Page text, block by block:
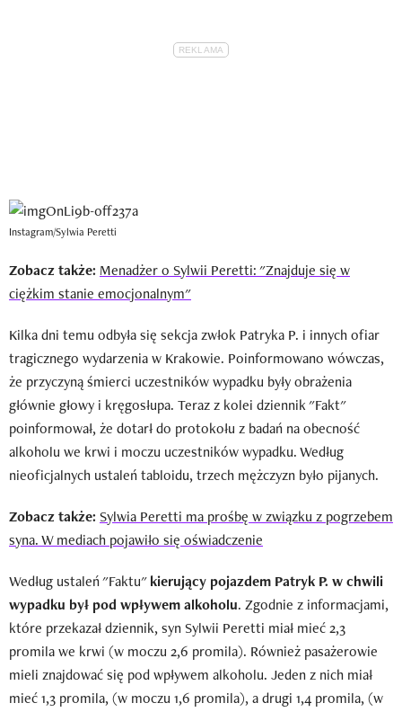
Instagram/Sylwia Peretti
Zobacz także: Menadżer o Sylwii Peretti: "Znajduje się w
ciężkim stanie emocjonalnym"
Kilka dni temu odbyła się sekcja zwłok Patryka P. i innych ofiar
tragicznego wydarzenia w Krakowie. Poinformowano wówczas,
że przyczyną śmierci uczestników wypadku były obrażenia
głównie głowy i kręgosłupa. Teraz z kolei dziennik "Fakt"
poinformował, że dotarł do protokołu z badań na obecność
alkoholu we krwi i moczu uczestników wypadku. Według
nieoficjalnych ustaleń tabloidu, trzech mężczyzn było pijanych.
Zobacz także: Sylwia Peretti ma prośbę w związku z pogrzebem
syna. W mediach pojawiło się oświadczenie
Według ustaleń "Faktu"kierujący pojazdem Patryk P. w chwili
wypadku był pod wpływem alkoholu. Zgodnie z informacjami,
które przekazał dziennik, syn Sylwii Peretti miał mieć 2,3
promila we krwi (w moczu 2,6 promila). Również pasażerowie
mieli znajdować się pod wpływem alkoholu. Jeden z nich miał
mieć 1,3 promila, (w moczu 1,6 promila), a drugi 1,4 promila, (w